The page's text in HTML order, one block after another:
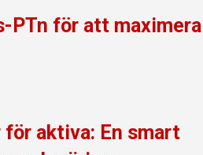
PTn för att maximera
för aktiva: En smart